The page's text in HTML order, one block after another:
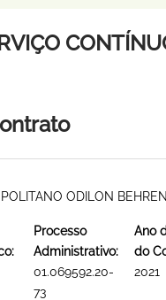
ODILON
Processo
Administrativo:
01.069592.20-
73
Ano
do
2021